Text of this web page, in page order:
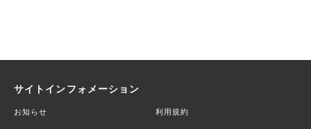
サイトインフォメーション
お知らせ 利用規約